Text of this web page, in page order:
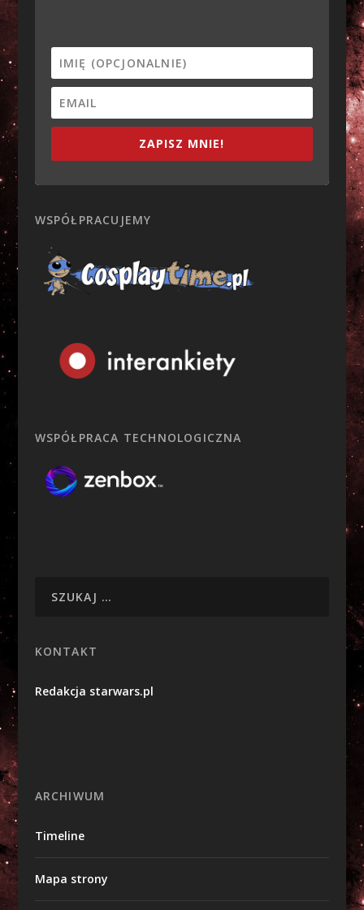
ZAPISZ MNIE!
WSPÓŁPRACUJEMY
WSPÓŁPRACA TECHNOLOGICZNA
KONTAKT
Redakcja starwars.pl
ARCHIWUM
Timeline
Mapa strony